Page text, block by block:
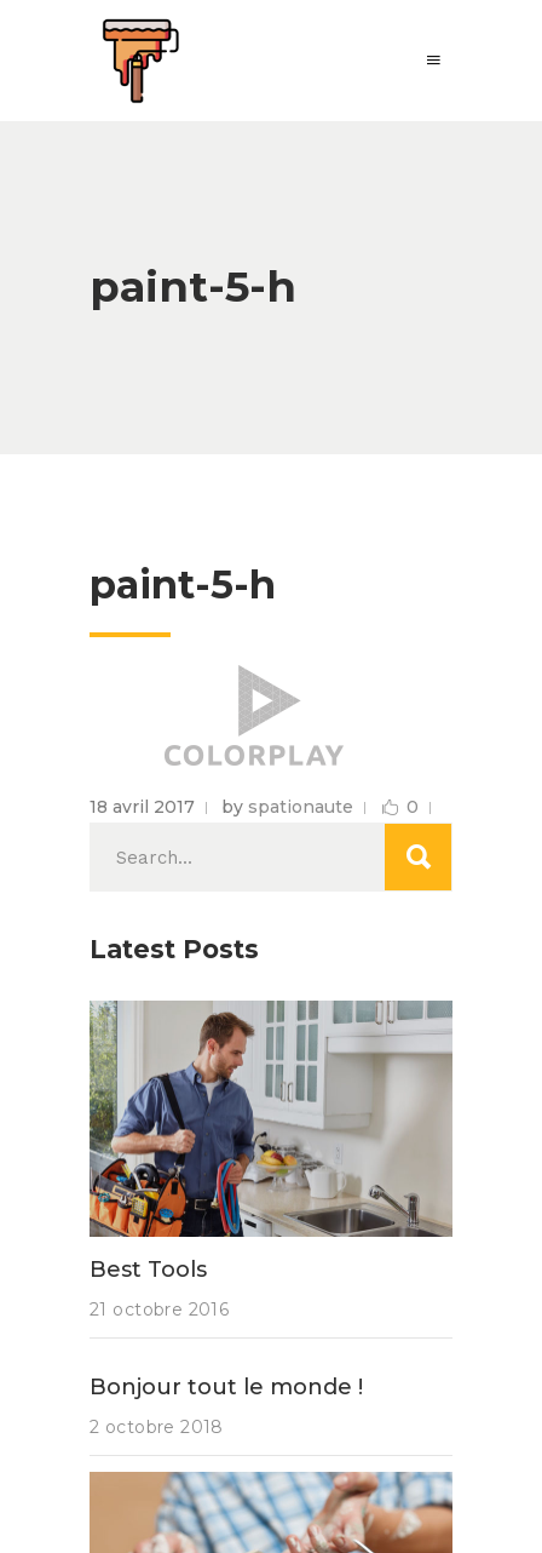
paint-5-h
paint-5-h
18 avril 2017 by spationaute
0
for:
Latest Posts
Best Tools
21 octobre 2016
Bonjour tout le monde !
2 octobre 2018